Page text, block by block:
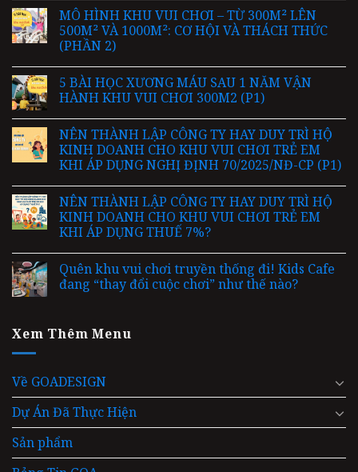
MÔ HÌNH KHU VUI CHƠI – TỪ 300M² LÊN
500M² VÀ 1000M²: CƠ HỘI VÀ THÁCH THỨC
(PHẦN 2)
5 BÀI HỌC XƯƠNG MÁU SAU 1 NĂM VẬN
HÀNH KHU VUI CHƠI 300M2 (P1)
NÊN THÀNH LẬP CÔNG TY HAY DUY TRÌ HỘ
KINH DOANH CHO KHU VUI CHƠI TRẺ EM
KHI ÁP DỤNG NGHỊ ĐỊNH 70/2025/NĐ-CP (P1)
NÊN THÀNH LẬP CÔNG TY HAY DUY TRÌ HỘ
KINH DOANH CHO KHU VUI CHƠI TRẺ EM
KHI ÁP DỤNG THUẾ 7%?
Quên khu vui chơi truyền thống đi! Kids Cafe
đang “thay đổi cuộc chơi” như thế nào?
Xem Thêm Menu
Về GOADESIGN
Dự Án Đã Thực Hiện
Sản phẩm